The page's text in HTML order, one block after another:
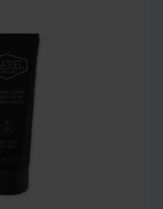
site opslaan in deze
keer wanneer ik